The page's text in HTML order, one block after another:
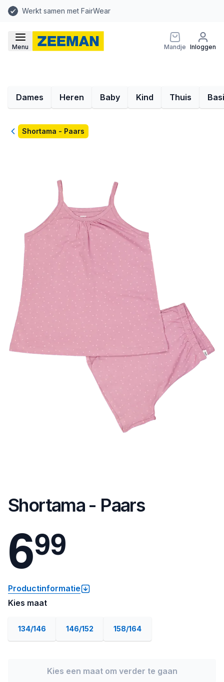
Werkt samen met FairWear
Menu Mandje Inloggen
Dames Heren Baby Kind Thuis
TerugShortama - Paars
Shortama - Paars
699
Productinformatie
Kies maat
134/146 146/152 158/164
Kies een maat om verder te gaan